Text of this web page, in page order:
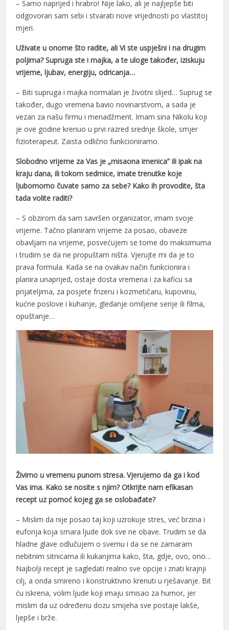
panel
panel
panel
panel
panel
panel
panel
panel
panel
panel
panel
panel
panel
panel
panel
satın al
Panel
Panel
Panel
Panel
Panel
Panel
Panel
Panel
Panel
panel
Avukat
Escort
– Samo naprijed i hrabro! Nije lako, ali je najljepše biti
odgovoran sam sebi i stvarati nove vrijednosti po vlastitoj
mjeri.
Uživate u onome što radite, ali Vi ste uspješni i na drugim
poljima? Supruga ste i majka, a te uloge također, iziskuju
vrijeme, ljubav, energiju, odricanja…
– Biti supruga i majka normalan je životni slijed… Suprug se
također, dugo vremena bavio novinarstvom, a sada je
vezan za našu firmu i menadžment. Imam sina Nikolu koji
je ove godine krenuo u prvi razred srednje škole, smjer
fizioterapeut. Zaista odlično funkcioniramo.
Slobodno vrijeme za Vas je „misaona imenica” ili ipak na
kraju dana, ili tokom sedmice, imate trenutke koje
ljubomorno čuvate samo za sebe? Kako ih provodite, šta
tada volite raditi?
– S obzirom da sam savršen organizator, imam svoje
vrijeme. Tačno planiram vrijeme za posao, obaveze
obavljam na vrijeme, posvećujem se tome do maksimuma
i trudim se da ne propuštam ništa. Vjerujte mi da je to
prava formula. Kada se na ovakav način funkcionira i
planira unaprijed, ostaje dosta vremena i za kaficu sa
prijateljima, za posjete frizeru i kozmetičaru, kupovinu,
kućne poslove i kuhanje, gledanje omiljene serije ili filma,
opuštanje…
Živimo u vremenu punom stresa. Vjerujemo da ga i kod
Vas ima. Kako se nosite s njim? Otkrijte nam efikasan
recept uz pomoć kojeg ga se oslobađate?
– Mislim da nije posao taj koji uzrokuje stres, već brzina i
euforija koja smara ljude dok sve ne obave. Trudim se da
hladne glave odlučujem o svemu i da se ne zamaram
nebitnim sitnicama ili kukanjima kako, šta, gdje, ovo, ono…
Najbolji recept je sagledati realno sve opcije i znati krajnji
cilj, a onda smireno i konstruktivno krenuti u rješavanje. Bit
ću iskrena, volim ljude koji imaju smisao za humor, jer
mislim da uz određenu dozu smijeha sve postaje lakše,
ljepše i brže.